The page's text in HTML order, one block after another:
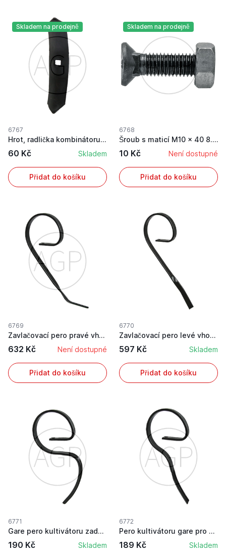
Skladem na prodejně
6767
Hrot, radlička kombinátoru, kultivátoru, kompak...
60 Kč Skladem
Přidat do košíku
Skladem na prodejně
6768
Šroub s maticí M10 x 40 8.8 pro ostří kypřiče, ...
10 Kč Není dostupné
Přidat do košíku
6769
Zavlačovací pero pravé vhodné pro kompaktor Rau...
632 Kč Není dostupné
Přidat do košíku
6770
Zavlačovací pero levé vhodné pro kompaktor Rau ...
597 Kč Skladem
Přidat do košíku
6771
Gare pero kultivátoru zadní 25 x 8 mm
190 Kč Skladem
6772
Pero kultivátoru gare pro podmítání o rozměru 2...
189 Kč Skladem